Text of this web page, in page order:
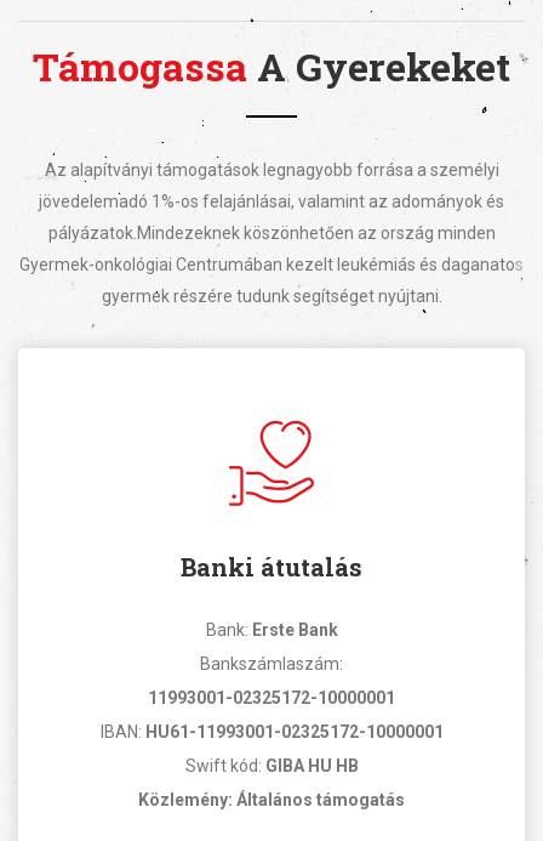
Támogassa A Gyerekeket
Az alapítványi támogatások legnagyobb forrása a személyi
jövedelemadó 1%-os felajánlásai, valamint az adományok és
pályázatok. Mindezeknek köszönhetően az ország minden
Gyermek-onkológiai Centrumában kezelt leukémiás és daganatos
gyermek részére tudunk segítséget nyújtani.
Banki átutalás
Bank: Erste Bank
Bankszámlaszám:
11993001-02325172-10000001
IBAN: HU61-11993001-02325172-10000001
Swift kód: GIBA HU HB
Közlemény: Általános támogatás